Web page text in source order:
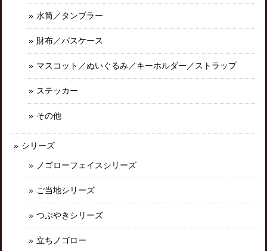
水筒／タンブラー
財布／パスケース
マスコット／ぬいぐるみ／キーホルダー／ストラップ
ステッカー
その他
シリーズ
ノゴローフェイスシリーズ
ご当地シリーズ
つぶやきシリーズ
立ちノゴロー